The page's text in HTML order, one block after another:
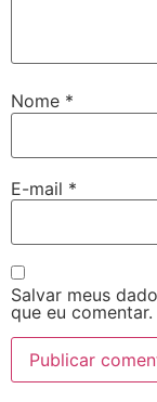
Nome *
E-mail *
Salvar meus
que eu comentar.